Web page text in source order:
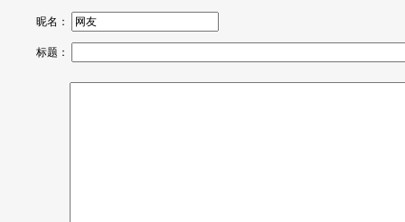
昵名：
标题：